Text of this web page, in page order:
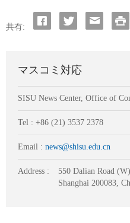
共有:
マスコミ対応
SISU News Center, Office of
Tel : +86 (21) 3537 2378
Email : news@shisu.edu.cn
Address :
550 Dalian Road (W),
Shanghai 200083,